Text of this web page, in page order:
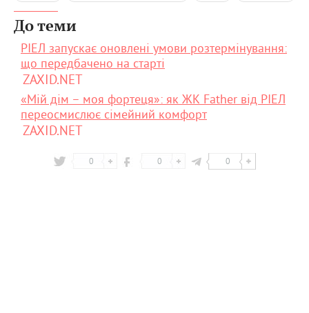
До теми
РІЕЛ запускає оновлені умови розтермінування:
що передбачено на старті
ZAXID.NET
«Мій дім – моя фортеця»: як ЖК Father від РІЕЛ
переосмислює сімейний комфорт
ZAXID.NET
0 0 0